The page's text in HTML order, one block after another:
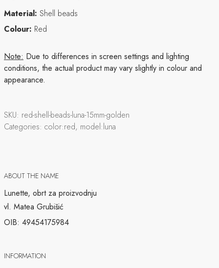
Material: Shell beads
Colour: Red
Note: Due to differences in screen settings and lighting
conditions, the actual product may vary slightly in colour and
appearance.
SKU: red-shell-beads-luna-15mm-golden
Categories: color:red, model:luna
ABOUT THE NAME
Lunette, obrt za proizvodnju
vl. Matea Grubišić
OIB: 49454175984
INFORMATION